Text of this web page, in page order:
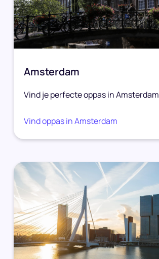
Amsterdam
Vind je perfecte oppas in Amsterdam
Vind oppas in Amsterdam